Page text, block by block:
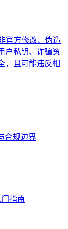
官方修改、伪造
户私钥、诈骗资
，且可能违反相
合规边界
指南